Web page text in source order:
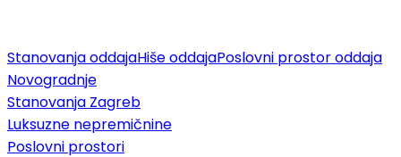
Stanovanja oddajaHiše oddajaPoslovni prostor oddaja
Novogradnje
Stanovanja Zagreb
Luksuzne nepremičnine
Poslovni prostori